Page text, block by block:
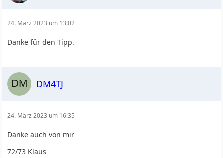
24. März 2023 um 13:02
Danke für den Tipp.
DM4TJ
24. März 2023 um 16:35
Danke auch von mir
72/73 Klaus